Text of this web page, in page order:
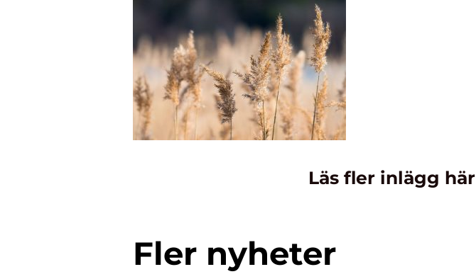
Läs fler inlägg här
Fler nyheter